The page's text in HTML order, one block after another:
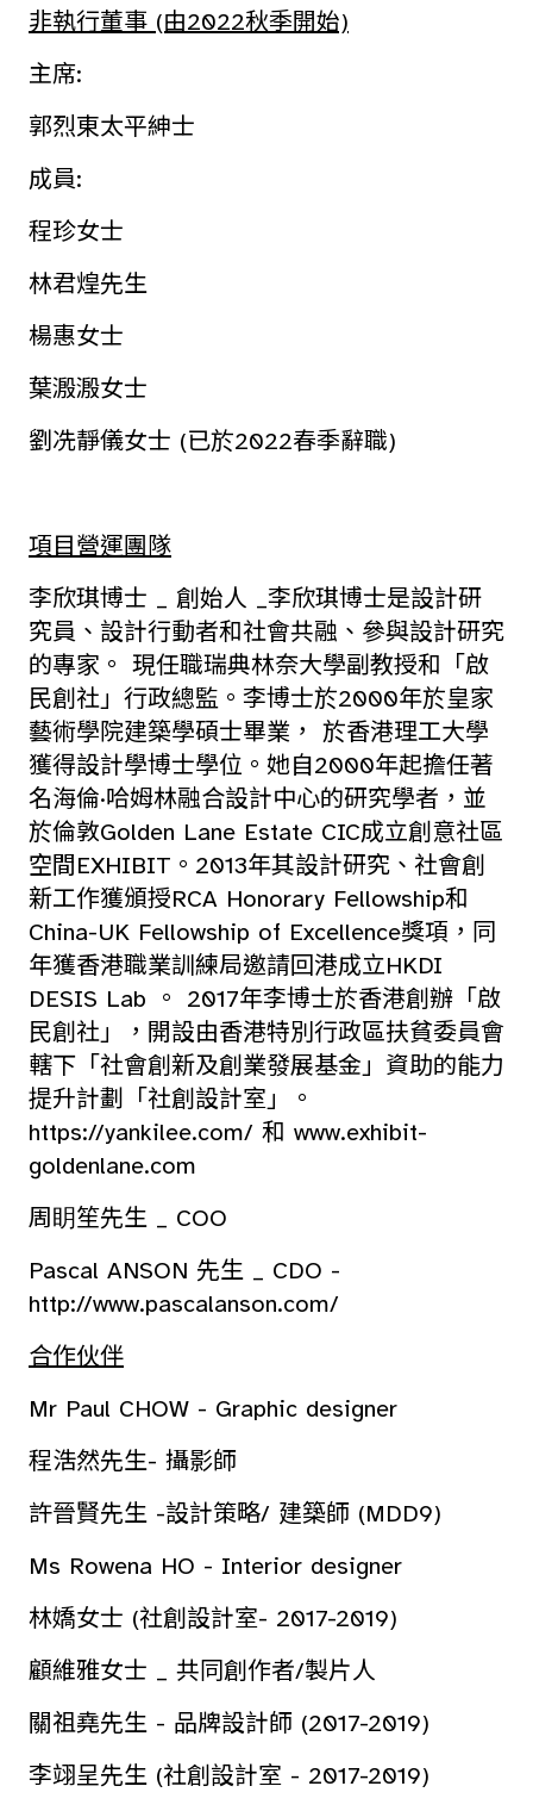
非執行董事 (由2022秋季開始)
主席:
郭烈東太平紳士
成員:
程珍女士
林君煌先生
楊惠女士
葉溵溵女士
劉冼靜儀女士 (已於2022春季辭職)
項目營運團隊
李欣琪博士 _ 創始人 _李欣琪博士是設計研
究員、設計行動者和社會共融、參與設計研究
的專家。 現任職瑞典林奈大學副教授和「啟
民創社」行政總監。李博士於2000年於皇家
藝術學院建築學碩士畢業， 於香港理工大學
獲得設計學博士學位。她自2000年起擔任著
名海倫·哈姆林融合設計中心的研究學者，並
於倫敦Golden Lane Estate CIC成立創意社區
空間EXHIBIT。2013年其設計研究、社會創
新工作獲頒授RCA Honorary Fellowship和
China-UK Fellowship of Excellence獎項，同
年獲香港職業訓練局邀請回港成立HKDI
DESIS Lab 。 2017年李博士於香港創辦「啟
民創社」，開設由香港特別行政區扶貧委員會
轄下「社會創新及創業發展基金」資助的能力
提升計劃「社創設計室」。
https://yankilee.com/ 和 www.exhibit-
goldenlane.com
周眀笙先生 _ COO
Pascal ANSON 先生 _ CDO -
http://www.pascalanson.com/
合作伙伴
Mr Paul CHOW - Graphic designer
程浩然先生- 攝影師
許晉賢先生 -設計策略/ 建築師 (MDD9)
Ms Rowena HO - Interior designer
林嬌女士 (社創設計室- 2017-2019)
顧維雅女士 _ 共同創作者/製片人
關祖堯先生 - 品牌設計師 (2017-2019)
李翊呈先生 (社創設計室 - 2017-2019)